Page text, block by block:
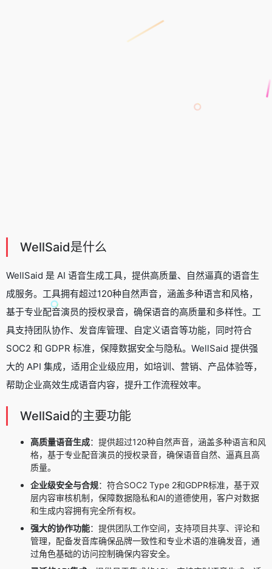
WellSaid是什么
WellSaid 是 AI 语音生成工具，提供高质量、自然逼真的语音生
成服务。工具拥有超过120种自然声音，涵盖多种语言和风格，
基于专业配音演员的授权录音，确保语音的高质量和多样性。工
具支持团队协作、发音库管理、自定义语音等功能，同时符合
SOC2 和 GDPR 标准，保障数据安全与隐私。WellSaid 提供强
大的 API 集成，适用企业级应用，如培训、营销、产品体验等，
帮助企业高效生成语音内容，提升工作流程效率。
WellSaid的主要功能
高质量语音生成：提供超过120种自然声音，涵盖多种语言和风
格，基于专业配音演员的授权录音，确保语音自然、逼真且高
质量。
企业级安全与合规：符合SOC2 Type 2和GDPR标准，基于双
层内容审核机制，保障数据隐私和AI的道德使用，客户对数据
和生成内容拥有完全所有权。
强大的协作功能：提供团队工作空间，支持项目共享、评论和
管理，配备发音库确保品牌一致性和专业术语的准确发音，通
过角色基础的访问控制确保内容安全。